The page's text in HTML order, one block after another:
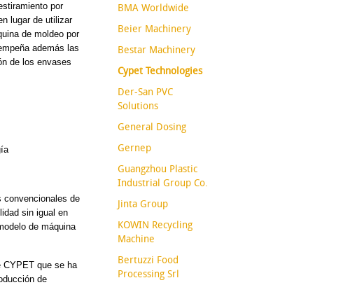
por
lugar de utilizar
de moldeo por
además las
de los envases
convencionales de
sin igual en
de máquina
CYPET que se ha
de
BMA Worldwide
Beier Machinery
Bestar Machinery
Cypet Technologies
Der-San PVC
Solutions
General Dosing
Gernep
Guangzhou Plastic
Industrial Group Co.
Jinta Group
KOWIN Recycling
Machine
Bertuzzi Food
Processing Srl